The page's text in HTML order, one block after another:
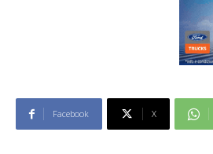
Facebook X